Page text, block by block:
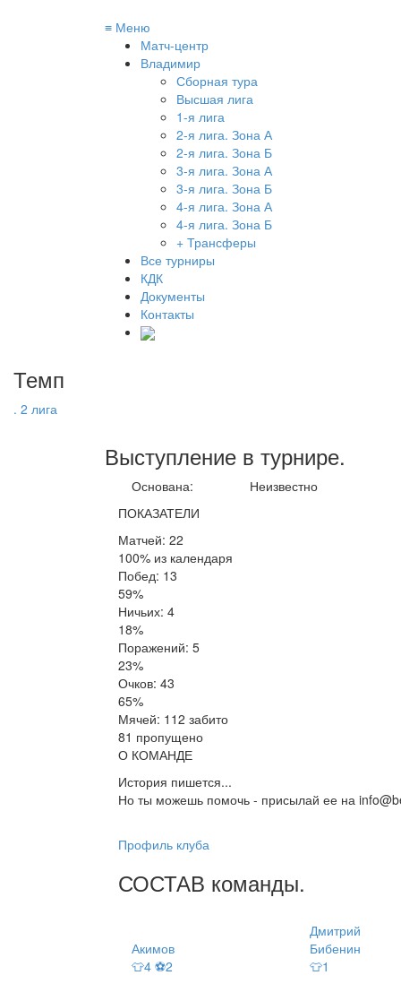
≡ Меню
Матч-центр
Владимир
Сборная тура
Высшая лига
1-я лига
2-я лига. Зона А
2-я лига. Зона Б
3-я лига. Зона А
3-я лига. Зона Б
4-я лига. Зона А
4-я лига. Зона Б
+ Трансферы
Все турниры
КДК
Документы
Контакты
Темп
. 2 лига
Выступление в турнире.
Основана:
Неизвестно
ПОКАЗАТЕЛИ
Матчей: 22
100% из календаря
Побед: 13
59%
Ничьих: 4
18%
Поражений: 5
23%
Очков: 43
65%
Мячей: 112 забито
81 пропущено
О КОМАНДЕ
История пишется...
Но ты можешь помочь - присылай ее на
Профиль клуба
СОСТАВ команды.
Акимов
👕4 ⚽2
Дмитрий
Бибенин
👕1